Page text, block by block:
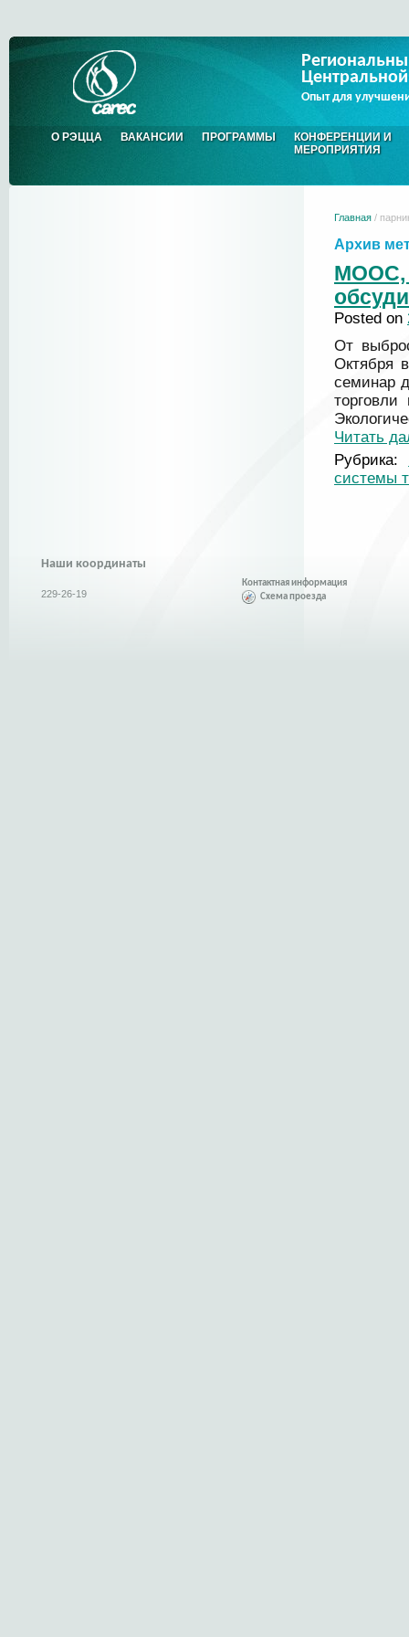
Опыт для
О РЭЦЦА ВАКАНСИИ ПРОГРАММЫ
КОНФЕРЕНЦИИ И
МЕРОПРИЯТИЯ
Главная /
Архив
Posted on
От
Октября
семинар
Читать
Рубрика:
системы
Наши координаты
229-26-19
Контактная информация
Схема проезда